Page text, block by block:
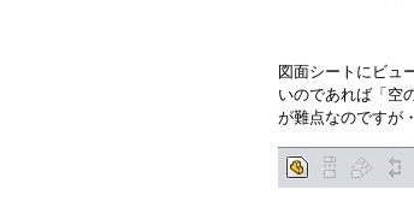
図面シートにビュ
いのであれば「空
が難点なのですが